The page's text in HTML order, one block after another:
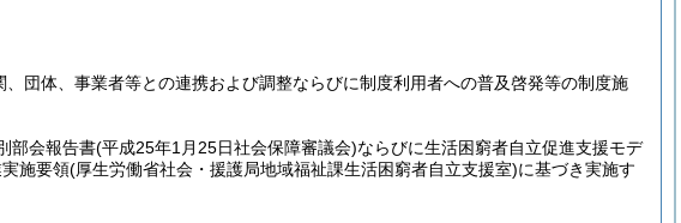
団体、事業者等との連携および調整ならびに制度利用者への普及啓発等の制度施
部会報告書(平成25年1月25日社会保障審議会)ならびに生活困窮者自立促進支援モデ
施要領(厚生労働省社会・援護局地域福祉課生活困窮者自立支援室)に基づき実施す